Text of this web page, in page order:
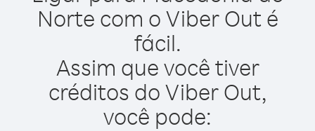
Norte com o Viber Out é
fácil.
Assim que você tiver
créditos do Viber Out,
você pode: